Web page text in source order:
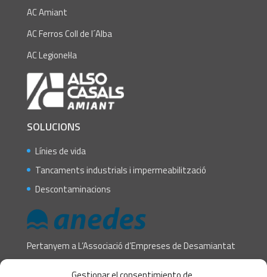
AC Amiant
AC Ferros Coll de l´Alba
AC Legionel·la
SOLUCIONS
Línies de vida
Tancaments industrials i impermeabilització
Descontaminacions
Pertanyem a L’Associació d’Empreses de Desamiantat